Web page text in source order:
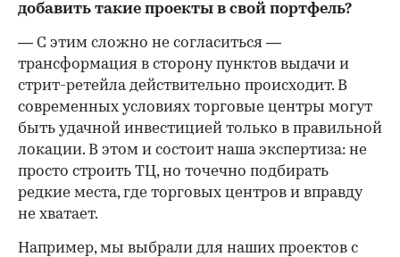
добавить такие проекты в свой портфель?
— С этим сложно не согласиться —
трансформация в сторону пунктов выдачи и
стрит-ретейла действительно происходит. В
современных условиях торговые центры могут
быть удачной инвестицией только в правильной
локации. В этом и состоит наша экспертиза: не
просто строить ТЦ, но точечно подбирать
редкие места, где торговых центров и вправду
не хватает.
Например, мы выбрали для наших проектов с